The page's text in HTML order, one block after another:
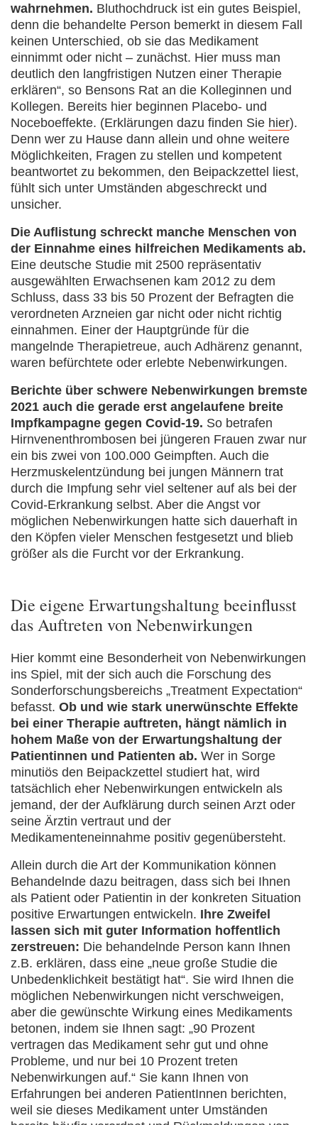
wahrnehmen. Bluthochdruck ist ein gutes Beispiel,
denn die behandelte Person bemerkt in diesem Fall
keinen Unterschied, ob sie das Medikament
einnimmt oder nicht – zunächst. Hier muss man
deutlich den langfristigen Nutzen einer Therapie
erklären“, so Bensons Rat an die Kolleginnen und
Kollegen. Bereits hier beginnen Placebo- und
Noceboeffekte. (Erklärungen dazu finden Sie hier).
Denn wer zu Hause dann allein und ohne weitere
Möglichkeiten, Fragen zu stellen und kompetent
beantwortet zu bekommen, den Beipackzettel liest,
fühlt sich unter Umständen abgeschreckt und
unsicher.
Die Auflistung schreckt manche Menschen von
der Einnahme eines hilfreichen Medikaments ab.
Eine deutsche Studie mit 2500 repräsentativ
ausgewählten Erwachsenen kam 2012 zu dem
Schluss, dass 33 bis 50 Prozent der Befragten die
verordneten Arzneien gar nicht oder nicht richtig
einnahmen. Einer der Hauptgründe für die
mangelnde Therapietreue, auch Adhärenz genannt,
waren befürchtete oder erlebte Nebenwirkungen.
Berichte über schwere Nebenwirkungen bremste
2021 auch die gerade erst angelaufene breite
Impfkampagne gegen Covid-19. So betrafen
Hirnvenenthrombosen bei jüngeren Frauen zwar nur
ein bis zwei von 100.000 Geimpften. Auch die
Herzmuskelentzündung bei jungen Männern trat
durch die Impfung sehr viel seltener auf als bei der
Covid-Erkrankung selbst. Aber die Angst vor
möglichen Nebenwirkungen hatte sich dauerhaft in
den Köpfen vieler Menschen festgesetzt und blieb
größer als die Furcht vor der Erkrankung.
Die eigene Erwartungshaltung beeinflusst
das Auftreten von Nebenwirkungen
Hier kommt eine Besonderheit von Nebenwirkungen
ins Spiel, mit der sich auch die Forschung des
Sonderforschungsbereichs „Treatment Expectation“
befasst. Ob und wie stark unerwünschte Effekte
bei einer Therapie auftreten, hängt nämlich in
hohem Maße von der Erwartungshaltung der
Patientinnen und Patienten ab. Wer in Sorge
minutiös den Beipackzettel studiert hat, wird
tatsächlich eher Nebenwirkungen entwickeln als
jemand, der der Aufklärung durch seinen Arzt oder
seine Ärztin vertraut und der
Medikamenteneinnahme positiv gegenübersteht.
Allein durch die Art der Kommunikation können
Behandelnde dazu beitragen, dass sich bei Ihnen
als Patient oder Patientin in der konkreten Situation
positive Erwartungen entwickeln. Ihre Zweifel
lassen sich mit guter Information hoffentlich
zerstreuen: Die behandelnde Person kann Ihnen
z.B. erklären, dass eine „neue große Studie die
Unbedenklichkeit bestätigt hat“. Sie wird Ihnen die
möglichen Nebenwirkungen nicht verschweigen,
aber die gewünschte Wirkung eines Medikaments
betonen, indem sie Ihnen sagt: „90 Prozent
vertragen das Medikament sehr gut und ohne
Probleme, und nur bei 10 Prozent treten
Nebenwirkungen auf.“ Sie kann Ihnen von
Erfahrungen bei anderen PatientInnen berichten,
weil sie dieses Medikament unter Umständen